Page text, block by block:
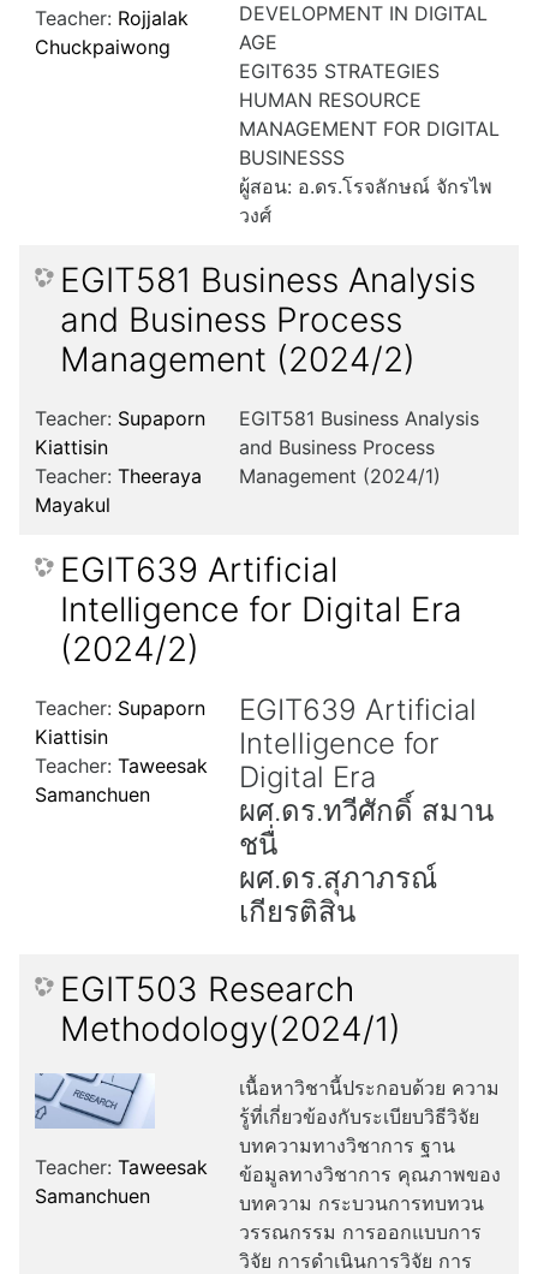
DEVELOPMENT IN DIGITAL
AGE
EGIT635 STRATEGIES
HUMAN RESOURCE
MANAGEMENT FOR DIGITAL
BUSINESSS
ผู้สอน: อ.ดร.โรจลักษณ์ จักรไพ
วงศ์
Teacher: Rojjalak
Chuckpaiwong
EGIT581 Business Analysis
and Business Process
Management (2024/2)
EGIT581 Business Analysis
and Business Process
Management (2024/1)
Teacher: Supaporn
Kiattisin
Teacher: Theeraya
Mayakul
EGIT639 Artificial
Intelligence for Digital Era
(2024/2)
EGIT639 Artificial
Intelligence for
Digital Era
ผศ.ดร.ทวีศักดิ์ สมาน
ชนื่
ผศ.ดร.สุภาภรณ์
เกียรติสิน
Teacher: Supaporn
Kiattisin
Teacher: Taweesak
Samanchuen
EGIT503 Research
Methodology(2024/1)
เนื้อหาวิชานี้ประกอบด้วย ความ
รู้ที่เกี่ยวข้องกับระเบียบวิธีวิจัย
บทความทางวิชาการ ฐาน
ข้อมูลทางวิชาการ คุณภาพของ
บทความ กระบวนการทบทวน
วรรณกรรม การออกแบบการ
วิจัย การดำเนินการวิจัย การ
Teacher: Taweesak
Samanchuen